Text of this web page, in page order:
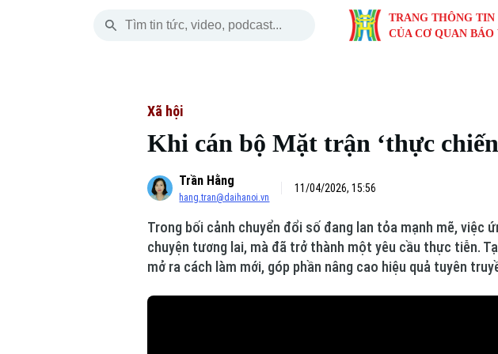
TRANG THÔNG
CỦA CƠ QUAN
Chính trị
Xã hội
An ninh trật tự
Công nghệ
Người Hà Nội
Khoảnh khắc Hà Nội
Ẩm thực
Quân sự
Hồ sơ
Người Việt 4 phương
Cafe sáng
Tài chính Ngân hàng
Doanh nghiệp
Đầu tư
Đất đai
Kinh nghiệm
Tàu
Xã hội
Khi cán bộ Mặt trận ‘thực
Trần Hằng
hang.tran@daihanoi.vn
11/04/2026, 15:56
Trong bối cảnh chuyển đổi số đang lan tỏa mạnh mẽ, việc
chuyện tương lai, mà đã trở thành một yêu cầu thực tiễn.
mở ra cách làm mới, góp phần nâng cao hiệu quả tuyên